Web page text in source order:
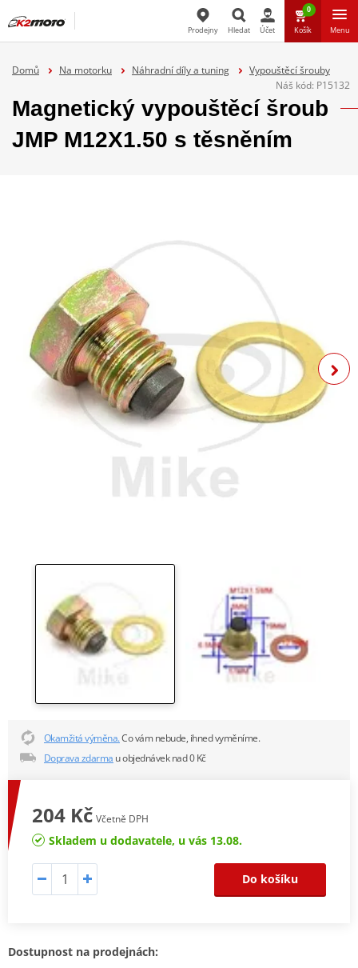
Hledat
Prodejny Hledat Účet
0
Košík Menu
Domů Na motorku Náhradní díly a tuning
Vypouštěcí šrouby
Náš kód: P15132
Magnetický vypouštěcí šroub
JMP M12X1.50 s těsněním
Okamžitá výměna.Co vám nebude, ihned vyměníme.
Doprava zdarma u objednávek nad 0 Kč
204 Kč Včetně DPH
Skladem u dodavatele, u vás 13.08.
Do košíku
Dostupnost na prodejnách: